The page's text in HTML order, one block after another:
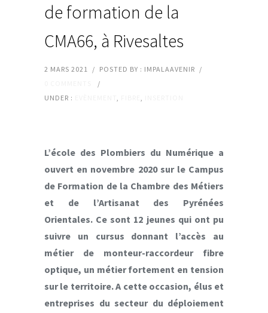
de formation de la
CMA66, à Rivesaltes
2 MARS 2021 / POSTED BY : IMPALAAVENIR /
/
UNDER :
, ,
L’école des Plombiers du Numérique a
ouvert en novembre 2020 sur le Campus
de Formation de la Chambre des Métiers
et de l’Artisanat des Pyrénées
Orientales. Ce sont 12 jeunes qui ont pu
suivre un cursus donnant l’accès au
métier de monteur-raccordeur fibre
optique, un métier fortement en tension
sur le territoire. A cette occasion, élus et
entreprises du secteur du déploiement